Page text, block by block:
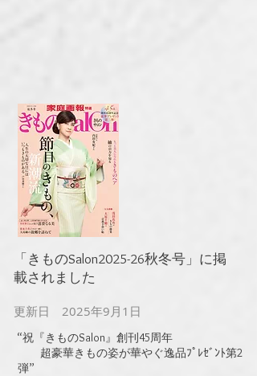
​「きものSalon2025-26秋冬号」に掲
載されました
更新日 2025年9月1日
“祝『きものSalon』創刊45周年
超豪華きもの姿が華やぐ逸品ﾌﾟﾚｾﾞﾝﾄ第2
弾”